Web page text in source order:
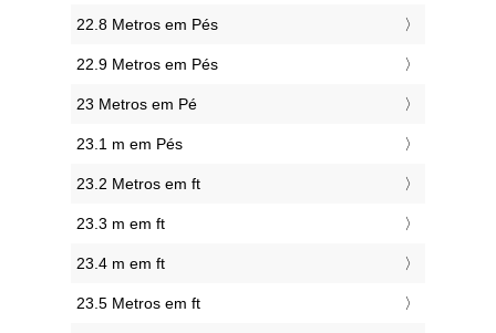
22.8 Metros em Pés
22.9 Metros em Pés
23 Metros em Pé
23.1 m em Pés
23.2 Metros em ft
23.3 m em ft
23.4 m em ft
23.5 Metros em ft